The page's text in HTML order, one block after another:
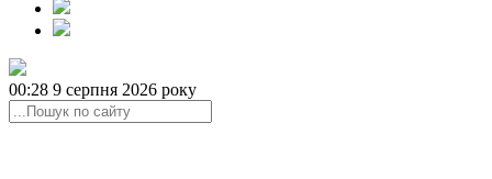
00:28 9 серпня 2026 року